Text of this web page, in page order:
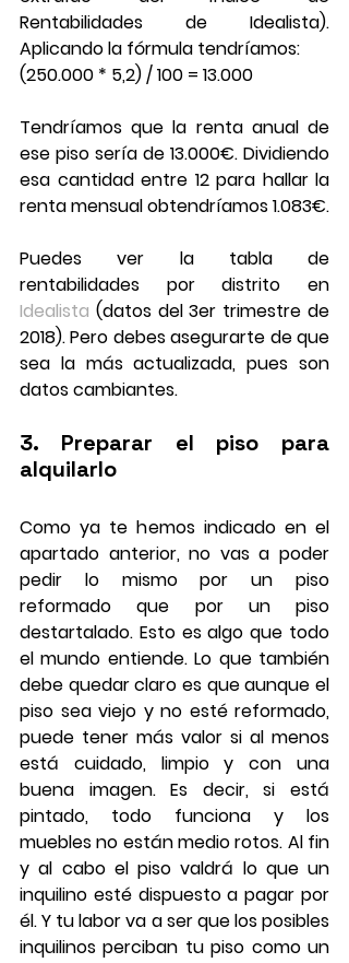
Rentabilidades de Idealista).
Aplicando la fórmula tendríamos:
(250.000 * 5,2) / 100 = 13.000
Tendríamos que la renta anual de
ese piso sería de 13.000€. Dividiendo
esa cantidad entre 12 para hallar la
renta mensual obtendríamos 1.083€.
Puedes ver la tabla de
Idealista (datos del 3er trimestre de
2018). Pero debes asegurarte de que
sea la más actualizada, pues son
datos cambiantes.
3. Preparar el piso para
alquilarlo
Como ya te hemos indicado en el
apartado anterior, no vas a poder
pedir lo mismo por un piso
reformado que por un piso
destartalado. Esto es algo que todo
el mundo entiende. Lo que también
debe quedar claro es que aunque el
piso sea viejo y no esté reformado,
puede tener más valor si al menos
buena imagen. Es decir, si está
pintado, todo funciona y los
muebles no están medio rotos. Al fin
y al cabo el piso valdrá lo que un
inquilino esté dispuesto a pagar por
él. Y tu labor va a ser que los posibles
inquilinos perciban tu piso como un